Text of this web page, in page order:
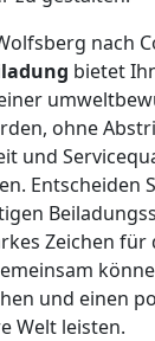
nach
bietet
ohne
und
Entscheiden
Zeichen für
und einen
Welt leisten.